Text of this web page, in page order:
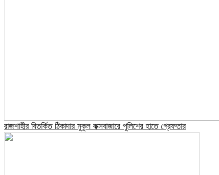
রাজশাহীর বিতর্কিত ঠিকাদার মুকুল কক্সবাজারে পুলিশের হাতে গ্রেফতার